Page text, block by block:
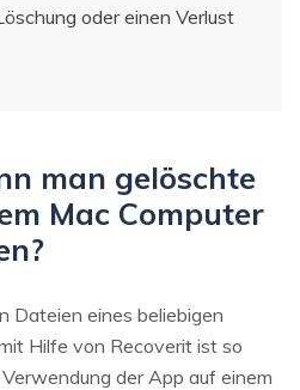
oder einen Verlust
man gelöschte
Mac Computer
Dateien eines beliebigen
Hilfe von Recoverit ist so
der App auf einem